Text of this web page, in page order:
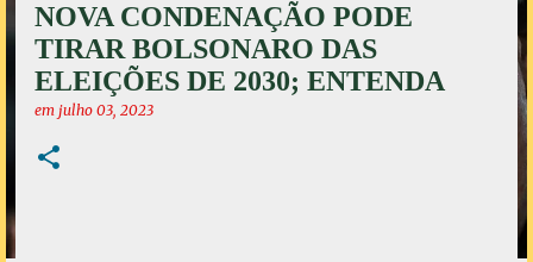
NOVA CONDENAÇÃO PODE
TIRAR BOLSONARO DAS
ELEIÇÕES DE 2030; ENTENDA
em julho 03, 2023